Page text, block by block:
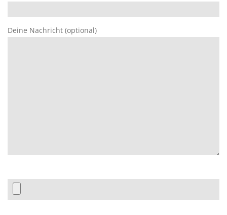
Deine Nachricht (optional)